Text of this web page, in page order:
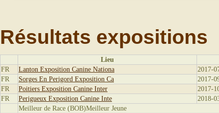
Résultats expositions
Lieu
FR
Lanton Exposition Canine Nationa
2017-
FR
Sorges En Perigord Exposition Ca
2017-
FR
Poitiers Exposition Canine Inter
2017-
FR
Perigueux Exposition Canine Inte
2018-
Meilleur de Race (BOB)Meilleur Jeune